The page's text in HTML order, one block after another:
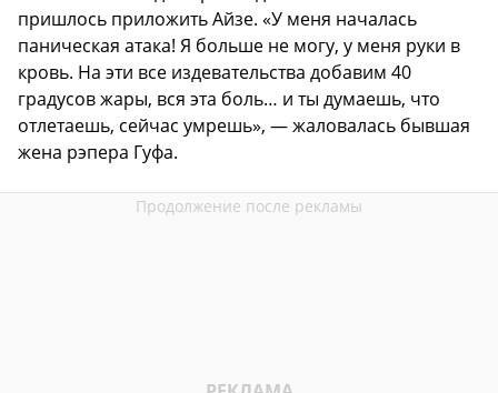
пришлось приложить Айзе. «У меня началась
паническая атака! Я больше не могу, у меня руки в
кровь. На эти все издевательства добавим 40
градусов жары, вся эта боль… и ты думаешь, что
отлетаешь, сейчас умрешь», — жаловалась бывшая
жена рэпера Гуфа.